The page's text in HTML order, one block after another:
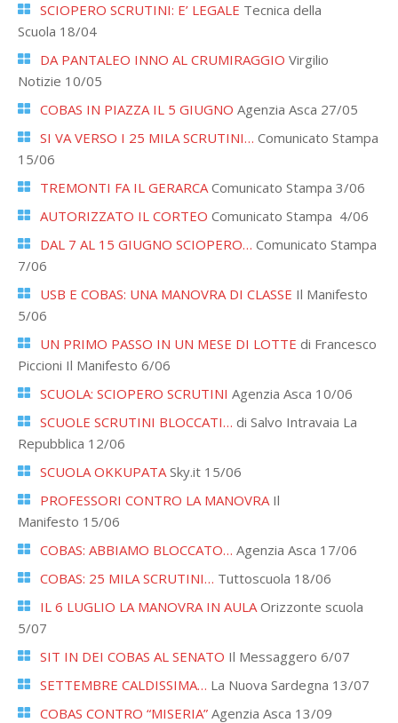
SCIOPERO SCRUTINI: E’ LEGALE Tecnica della
Scuola 18/04
DA PANTALEO INNO AL CRUMIRAGGIO Virgilio
Notizie 10/05
COBAS IN PIAZZA IL 5 GIUGNO Agenzia Asca 27/05
SI VA VERSO I 25 MILA SCRUTINI… Comunicato Stampa
15/06
TREMONTI FA IL GERARCAComunicato Stampa 3/06
AUTORIZZATO IL CORTEO Comunicato Stampa 4/06
DAL 7 AL 15 GIUGNO SCIOPERO… Comunicato Stampa
7/06
USB E COBAS: UNA MANOVRA DI CLASSE Il Manifesto
5/06
UN PRIMO PASSO IN UN MESE DI LOTTE di Francesco
Piccioni Il Manifesto 6/06
SCUOLA: SCIOPERO SCRUTINI Agenzia Asca 10/06
SCUOLE SCRUTINI BLOCCATI… di Salvo Intravaia La
Repubblica 12/06
SCUOLA OKKUPATASky.it 15/06
PROFESSORI CONTRO LA MANOVRAIl
Manifesto 15/06
COBAS: ABBIAMO BLOCCATO… Agenzia Asca 17/06
COBAS: 25 MILA SCRUTINI… Tuttoscuola 18/06
IL 6 LUGLIO LA MANOVRA IN AULAOrizzonte scuola
5/07
SIT IN DEI COBAS AL SENATO Il Messaggero 6/07
SETTEMBRE CALDISSIMA… La Nuova Sardegna 13/07
COBAS CONTRO “MISERIA” Agenzia Asca 13/09